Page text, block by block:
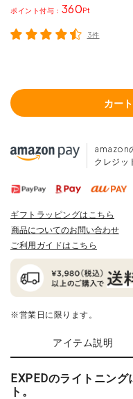
360
ポイント
3件
カー
amazon
クレジッ
ギフトラッピングはこちら
商品についてのお問い合わせ
ご利用ガイドはこちら
※営業日に限ります。
アイテム説明
EXPEDのライトニン
ト。